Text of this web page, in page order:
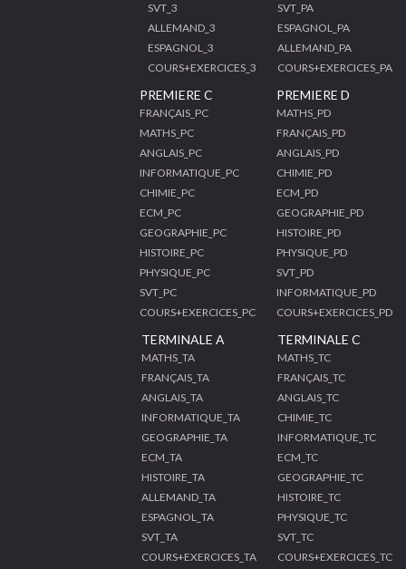
SVT_3
ALLEMAND_3
ESPAGNOL_3
COURS+EXERCICES_3
SVT_PA
ESPAGNOL_PA
ALLEMAND_PA
COURS+EXERCICES_PA
PREMIERE C
FRANÇAIS_PC
MATHS_PC
ANGLAIS_PC
INFORMATIQUE_PC
CHIMIE_PC
ECM_PC
GEOGRAPHIE_PC
HISTOIRE_PC
PHYSIQUE_PC
SVT_PC
COURS+EXERCICES_PC
PREMIERE D
MATHS_PD
FRANÇAIS_PD
ANGLAIS_PD
CHIMIE_PD
ECM_PD
GEOGRAPHIE_PD
HISTOIRE_PD
PHYSIQUE_PD
SVT_PD
INFORMATIQUE_PD
COURS+EXERCICES_PD
TERMINALE A
MATHS_TA
FRANÇAIS_TA
ANGLAIS_TA
INFORMATIQUE_TA
GEOGRAPHIE_TA
ECM_TA
HISTOIRE_TA
ALLEMAND_TA
ESPAGNOL_TA
SVT_TA
COURS+EXERCICES_TA
TERMINALE C
MATHS_TC
FRANÇAIS_TC
ANGLAIS_TC
CHIMIE_TC
INFORMATIQUE_TC
ECM_TC
GEOGRAPHIE_TC
HISTOIRE_TC
PHYSIQUE_TC
SVT_TC
COURS+EXERCICES_TC